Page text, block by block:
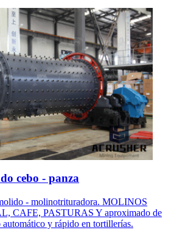
cebo - panza
- molinotrituradora. MOLINOS
CAFE, PASTURAS Y aproximado de
y rápido en tortillerías.